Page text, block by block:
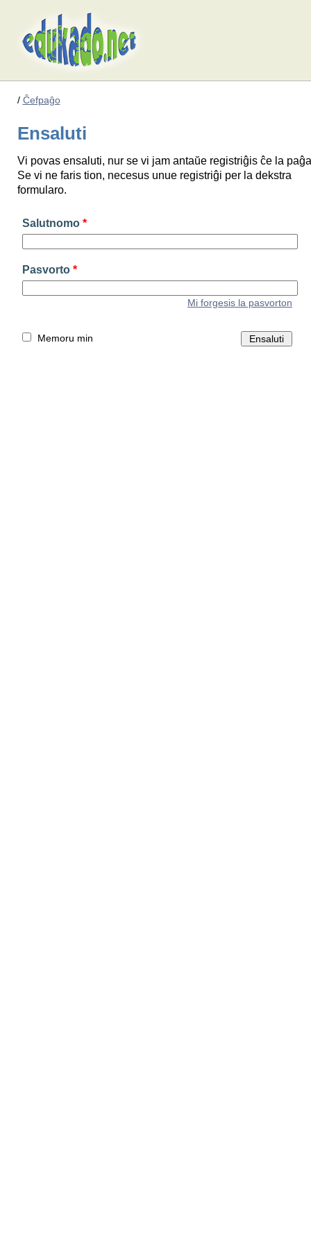
/ Ĉefpaĝo
Ensaluti
Vi povas ensaluti, nur se vi jam antaŭe registriĝis ĉe la
Se vi ne faris tion, necesus unue registriĝi per la dekstra
formularo.
Salutnomo *
Pasvorto *
Mi forgesis la pasvorton
Memoru min